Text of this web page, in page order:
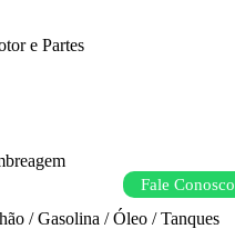
Fale Conosco
e Partes
/ Gasolina / Óleo / Tanques